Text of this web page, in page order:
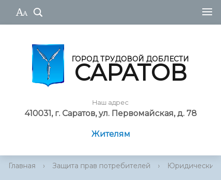
ГОРОД ТРУДОВОЙ ДОБЛЕСТИ
САРАТОВ
Наш адрес
410031, г. Саратов, ул. Первомайская, д. 78
Жителям
Главная › Защита прав потребителей › Юридический